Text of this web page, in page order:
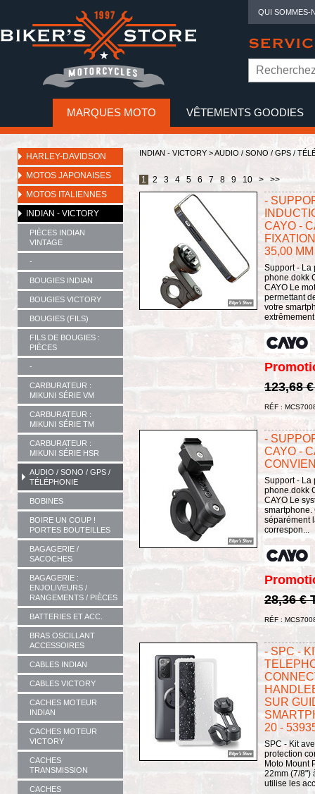
QUI SOMMES-
MARQUES MOTO VÊTEMENTS GOODIES
HARLEY-DAVIDSON
MOTOS JAPONAISES
MOTOS ITALIENNES
INDIAN - VICTORY
PIÈCES INDIAN
VINTAGE
-
BOUGIES INDIAN
BOUGIES VICTORY
BOUGIES (FILS)
FILS DE BOUGIES :
PIÈCES
-
CARBURATEUR :
MIKUNI SÉRIE VM
CARBURATEUR :
MIKUNI SÉRIE TM
CARBURATEUR :
MIKUNI SÉRIE HSR
AUDIO / SONO / GPS /
TÉLÉPHONIE
BOBINES
BOIRE UN COUP !
PORTES BOUTEILLES
BAGAGERIE /
SACOCHES
BAGAGERIE :
ENJOLIVEURS /
RANGEMENTS / PIÈCES
BATTERIES ET ACC.
BRAS OSCILLANT
ACCESSOIRES
CABLES INDIAN
CABLES VICTORY
CACHES MOTEUR
INDIAN
CACHES MOTEUR
VICTORY
CACHES
TRANSMISSION
CACHES
INDIAN - VICTORY >AUDIO / SONO / GPS /
1 2 3 4 5 6 7 8 9 10 > >>
-
CAYO -
35,00
Support - La
phone.dokk
CAYO Le
permettant
votre
123,68
RÉF :
-
CAYO -
Support - La
phone.dokk
CAYO Le
smartphone.
séparément
correspon...
28,36 €
RÉF :
- SPC -
SUR
20 -
SPC - Kit
protection
Moto Mount
22mm (7/8")
utilise les